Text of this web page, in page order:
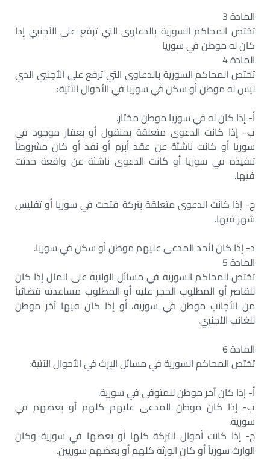
المادة 3
تختص المحاكم السورية بالدعاوى التي ترفع على الأجنبي إذا
كان له موطن في سوريا
المادة 4
تختص المحاكم السورية بالدعاوى التي ترفع على الأجنبي الذي
ليس له موطن أو سكن في سوريا في الأحوال الآتية:
‌أ- إذا كان له في سوريا موطن مختار.
‌ب- إذا كانت الدعوى متعلقة بمنقول أو بعقار موجود في
سوريا أو كانت ناشئة عن عقد أبرم أو نفذ أو كان مشروطاً
تنفيذه في سوريا أو كانت الدعوى ناشئة عن واقعة حدثت
فيها.
‌ج- إذا كانت الدعوى متعلقة بتركة فتحت في سوريا أو تفليس
شهر فيها.
‌د- إذا كان لأحد المدعى عليهم موطن أو سكن في سوريا.
المادة 5
تختص المحاكم السورية في مسائل الولاية على المال إذا كان
للقاصر أو المطلوب الحجر عليه أو المطلوب مساعدته قضائياً
من الأجانب موطن في سورية، أو إذا كان فيها آخر موطن
للغائب الأجنبي.
المادة 6
تختص المحاكم السورية في مسائل الإرث في الأحوال الآتية:
‌أ- إذا كان آخر موطن للمتوفى في سورية.
‌ب- إذا كان موطن المدعى عليهم كلهم أو بعضهم في
سورية.
‌ج- إذا كانت أموال التركة كلها أو بعضها في سورية وكان
الوارث سورياً أو كان الورثة كلهم أو بعضهم سوريين.